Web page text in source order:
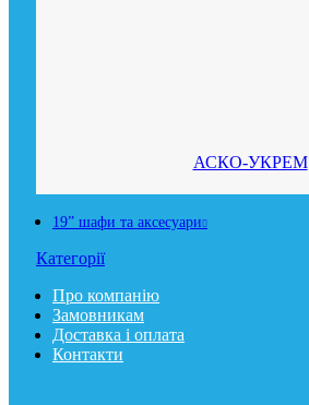
АСКО-УКРЕМ
19” шафи та аксесуари
Категорії
Про компанію
Замовникам
Доставка і оплата
Контакти